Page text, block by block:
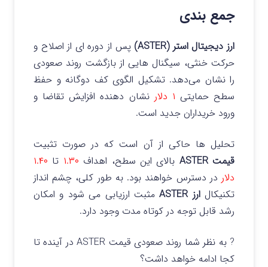
جمع بندی
ارز دیجیتال استر (ASTER)
پس از دوره ای از اصلاح و
حرکت خنثی، سیگنال هایی از بازگشت روند صعودی
را نشان می‌دهد.تشکیل الگوی کف دوگانه و حفظ
سطح حمایتی
نشان دهنده افزایش تقاضا و
ورود خریداران جدید است.
تحلیل ها حاکی از آن است که در صورت تثبیت
قیمت ASTER
بالای این سطح، اهداف ۱.۳۰ تا ۱.۴۰
دلاردر دسترس خواهند بود.به طور کلی، چشم انداز
تکنیکالارز ASTER
مثبت ارزیابی می شود و امکان
رشد قابل توجه در کوتاه مدت وجود دارد.
? به نظر شما روند صعودی قیمت ASTER در آینده تا
کجا ادامه خواهد داشت؟